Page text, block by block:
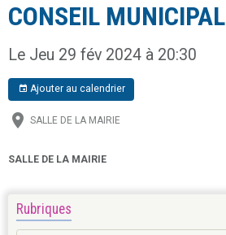
CONSEIL MUNICIPAL
Le Jeu 29 fév 2024 à 20:30
Ajouter au calendrier
SALLE DE LA MAIRIE
SALLE DE LA MAIRIE
Rubriques